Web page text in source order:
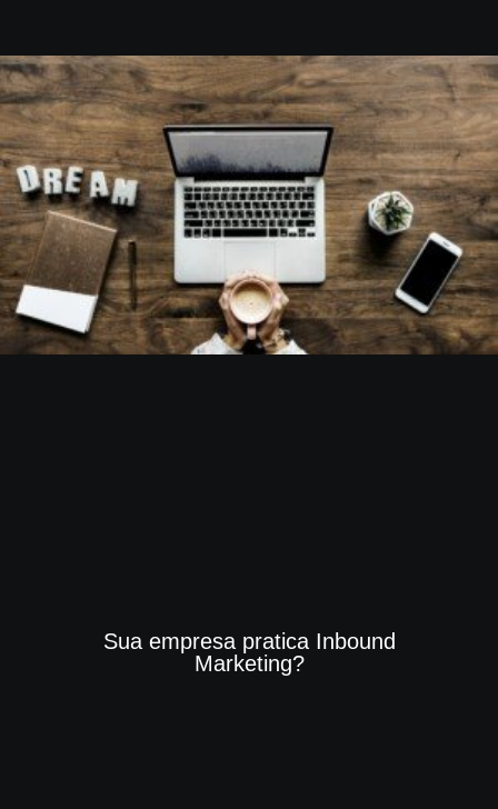
Sua empresa pratica Inbound
Marketing?